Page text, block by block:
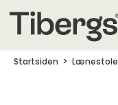
Startsiden Lænestole